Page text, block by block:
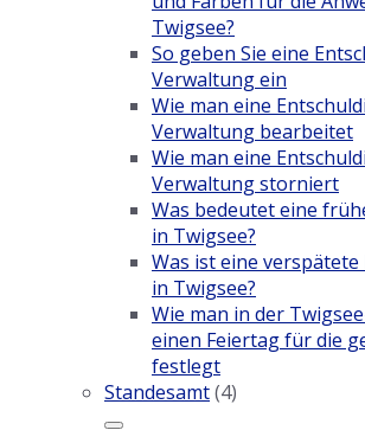
Twigsee?
So geben Sie eine
Verwaltung ein
Wie man eine
Verwaltung bearbeitet
Wie man eine
Verwaltung storniert
Was bedeutet eine
in Twigsee?
Was ist eine
in Twigsee?
Wie man in der
einen Feiertag für die
festlegt
Standesamt(4)